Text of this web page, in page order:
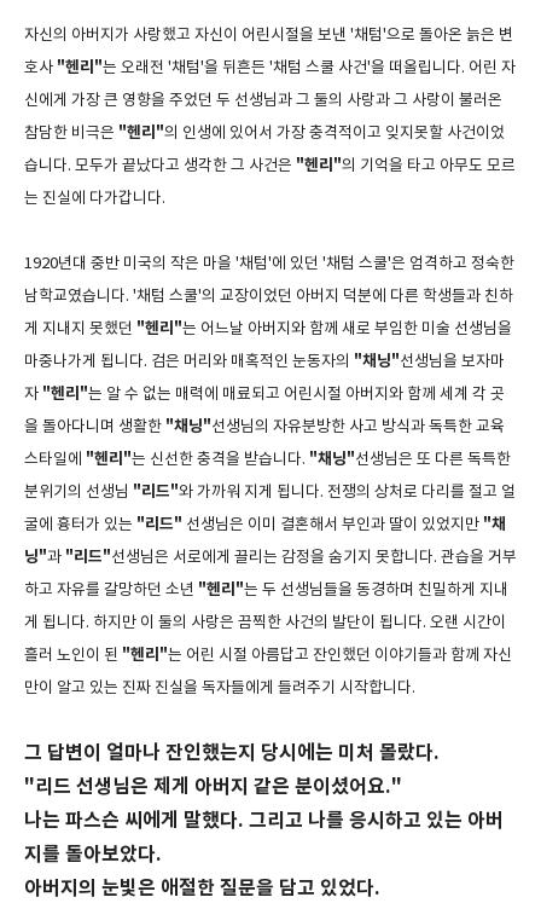
자신의 아버지가 사랑했고 자신이 어린시절을 보낸 '채텀'으로 돌아온 늙은 변
호사 "헨리"는 오래전 '채텀'을 뒤흔든 '채텀 스쿨 사건'을 떠올립니다. 어린 자
신에게 가장 큰 영향을 주었던 두 선생님과 그 둘의 사랑과 그 사랑이 불러온
참담한 비극은 "헨리"의 인생에 있어서 가장 충격적이고 잊지못할 사건이었
습니다. 모두가 끝났다고 생각한 그 사건은 "헨리"의 기억을 타고 아무도 모르
는 진실에 다가갑니다.
1920년대 중반 미국의 작은 마을 '채텀'에 있던 '채텀 스쿨'은 엄격하고 정숙한
남학교였습니다. '채텀 스쿨'의 교장이었던 아버지 덕분에 다른 학생들과 친하
게 지내지 못했던 "헨리"는 어느날 아버지와 함께 새로 부임한 미술 선생님을
마중나가게 됩니다. 검은 머리와 매혹적인 눈동자의 "채닝"선생님을 보자마
자 "헨리"는 알 수 없는 매력에 매료되고 어린시절 아버지와 함께 세계 각 곳
을 돌아다니며 생활한 "채닝"선생님의 자유분방한 사고 방식과 독특한 교육
스타일에 "헨리"는 신선한 충격을 받습니다. "채닝"선생님은 또 다른 독특한
분위기의 선생님 "리드"와 가까워 지게 됩니다. 전쟁의 상처로 다리를 절고 얼
굴에 흉터가 있는 "리드" 선생님은 이미 결혼해서 부인과 딸이 있었지만 "채
닝"과 "리드"선생님은 서로에게 끌리는 감정을 숨기지 못합니다. 관습을 거부
하고 자유를 갈망하던 소년 "헨리"는 두 선생님들을 동경하며 친밀하게 지내
게 됩니다. 하지만 이 둘의 사랑은 끔찍한 사건의 발단이 됩니다. 오랜 시간이
흘러 노인이 된 "헨리"는 어린 시절 아름답고 잔인했던 이야기들과 함께 자신
만이 알고 있는 진짜 진실을 독자들에게 들려주기 시작합니다.
그 답변이 얼마나 잔인했는지 당시에는 미처 몰랐다.
"리드 선생님은 제게 아버지 같은 분이셨어요."
나는 파스슨 씨에게 말했다. 그리고 나를 응시하고 있는 아버
지를 돌아보았다.
아버지의 눈빛은 애절한 질문을 담고 있었다.